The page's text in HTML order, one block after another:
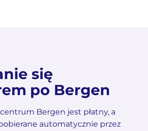
się
po Bergen
Bergen jest płatny, a
automatycznie przez